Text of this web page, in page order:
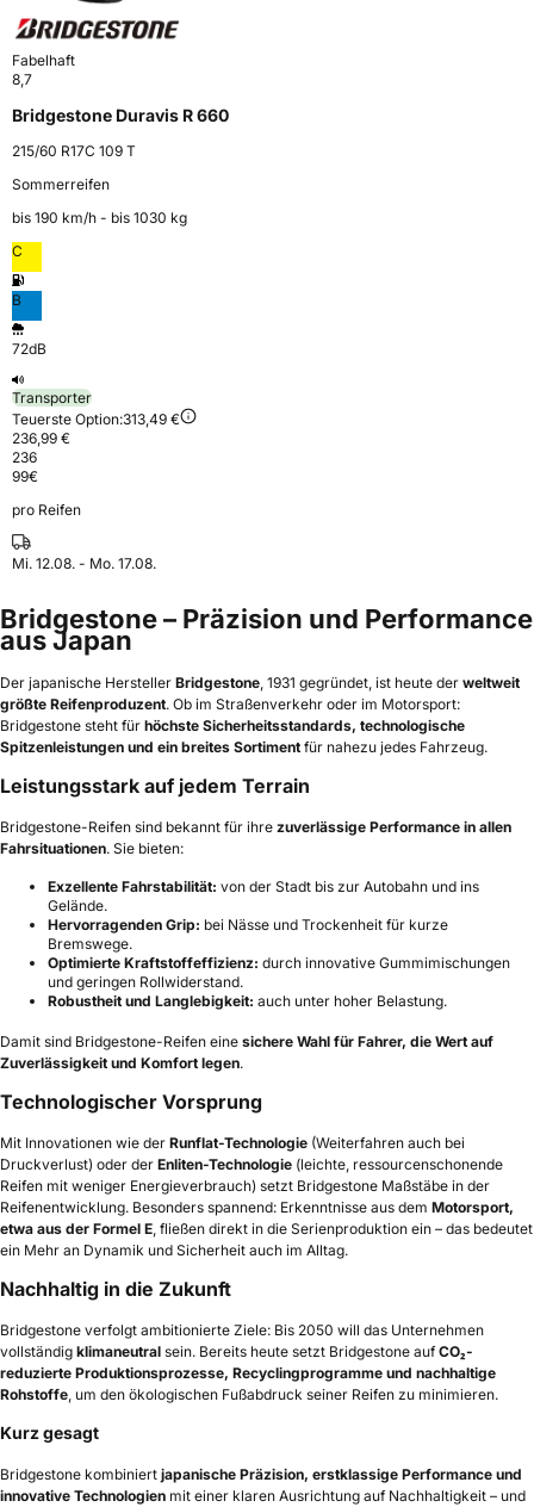
Fabelhaft
8,7
Bridgestone Duravis R 660
215/60 R17C 109 T
Sommerreifen
bis 190 km⁠/⁠h - bis 1030 kg
C
B
72dB
Transporter
Teuerste Option:313,49 €
236,99 €
236
99€
pro Reifen
Mi. 12.08. - Mo. 17.08.
Bridgestone – Präzision und Performance
aus Japan
Der japanische Hersteller Bridgestone, 1931 gegründet, ist heute der weltweit
größte Reifenproduzent. Ob im Straßenverkehr oder im Motorsport:
Bridgestone steht für höchste Sicherheitsstandards, technologische
Spitzenleistungen und ein breites Sortiment für nahezu jedes Fahrzeug.
Leistungsstark auf jedem Terrain
Bridgestone-Reifen sind bekannt für ihre zuverlässige Performance in allen
Fahrsituationen. Sie bieten:
Exzellente Fahrstabilität: von der Stadt bis zur Autobahn und ins
Gelände.
Hervorragenden Grip: bei Nässe und Trockenheit für kurze
Bremswege.
Optimierte Kraftstoffeffizienz: durch innovative Gummimischungen
und geringen Rollwiderstand.
Robustheit und Langlebigkeit: auch unter hoher Belastung.
Damit sind Bridgestone-Reifen eine sichere Wahl für Fahrer, die Wert auf
Zuverlässigkeit und Komfort legen.
Technologischer Vorsprung
Mit Innovationen wie der Runflat-Technologie (Weiterfahren auch bei
Druckverlust) oder der Enliten-Technologie (leichte, ressourcenschonende
Reifen mit weniger Energieverbrauch) setzt Bridgestone Maßstäbe in der
Reifenentwicklung. Besonders spannend: Erkenntnisse aus dem Motorsport,
etwa aus der Formel E, fließen direkt in die Serienproduktion ein – das bedeutet
ein Mehr an Dynamik und Sicherheit auch im Alltag.
Nachhaltig in die Zukunft
Bridgestone verfolgt ambitionierte Ziele: Bis 2050 will das Unternehmen
vollständig klimaneutral sein. Bereits heute setzt Bridgestone aufCO₂-
reduzierte Produktionsprozesse, Recyclingprogramme und nachhaltige
Rohstoffe, um den ökologischen Fußabdruck seiner Reifen zu minimieren.
Kurz gesagt
Bridgestone kombiniert japanische Präzision, erstklassige Performance und
innovative Technologien mit einer klaren Ausrichtung auf Nachhaltigkeit – und